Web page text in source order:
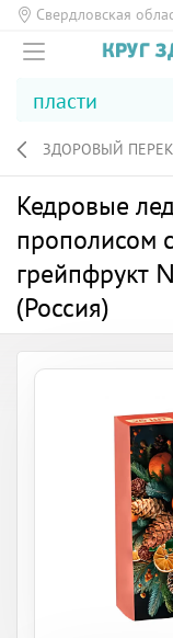
Свердловская
ЗДОРОВЫЙ
Кедровые
прополисом
грейпфрукт
(Россия)